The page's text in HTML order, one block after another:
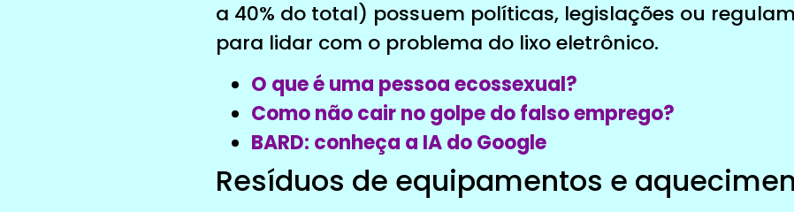
a 40% do total) possuem políticas, legislações ou
para lidar com o problema do lixo eletrônico.
O que é uma pessoa ecossexual?
Como não cair no golpe do falso emprego?
BARD: conheça a IA do Google
Resíduos de equipamentos e